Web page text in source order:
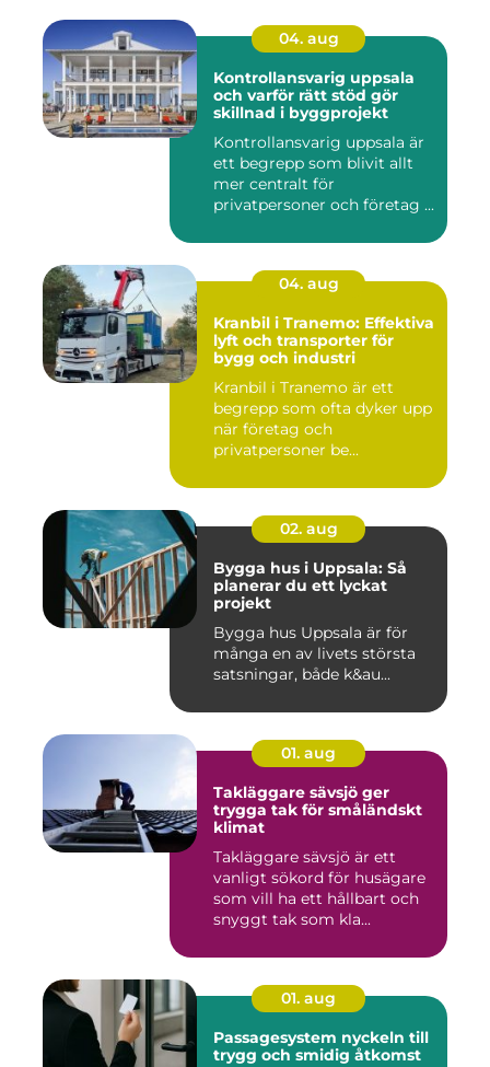
04. aug
Kontrollansvarig uppsala
och varför rätt stöd gör
skillnad i byggprojekt
Kontrollansvarig uppsala är
ett begrepp som blivit allt
mer centralt för
privatpersoner och företag ...
04. aug
Kranbil i Tranemo: Effektiva
lyft och transporter för
bygg och industri
Kranbil i Tranemo är ett
begrepp som ofta dyker upp
när företag och
privatpersoner be...
02. aug
Bygga hus i Uppsala: Så
planerar du ett lyckat
projekt
Bygga hus Uppsala är för
många en av livets största
satsningar, både k&au...
01. aug
Takläggare sävsjö ger
trygga tak för småländskt
klimat
Takläggare sävsjö är ett
vanligt sökord för husägare
som vill ha ett hållbart och
snyggt tak som kla...
01. aug
Passagesystem nyckeln till
trygg och smidig åtkomst